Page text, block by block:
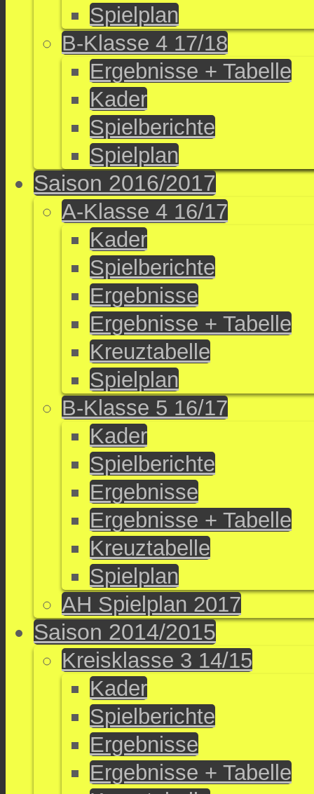
Spielplan
B-Klasse 4 17/18
Ergebnisse + Tabelle
Kader
Spielberichte
Spielplan
Saison 2016/2017
A-Klasse 4 16/17
Kader
Spielberichte
Ergebnisse
Ergebnisse + Tabelle
Kreuztabelle
Spielplan
B-Klasse 5 16/17
Kader
Spielberichte
Ergebnisse
Ergebnisse + Tabelle
Kreuztabelle
Spielplan
AH Spielplan 2017
Saison 2014/2015
Kreisklasse 3 14/15
Kader
Spielberichte
Ergebnisse
Ergebnisse + Tabelle